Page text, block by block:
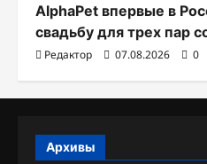
с
я
м
AlphaPet впервые в
свадьбу для трех пар
Редактор 07.08.2026 0
Архивы